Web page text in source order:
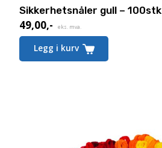
Sikkerhetsnåler gull – 100stk
49,00,- eks. mva.
Legg i kurv